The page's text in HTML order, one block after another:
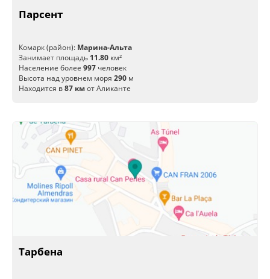
Парсент
Комарк (район): Марина-Альта
Занимает площадь 11.80 км²
Население более 997 человек
Высота над уровнем моря 290 м
Находится в87 кмот Аликанте
Тарбена